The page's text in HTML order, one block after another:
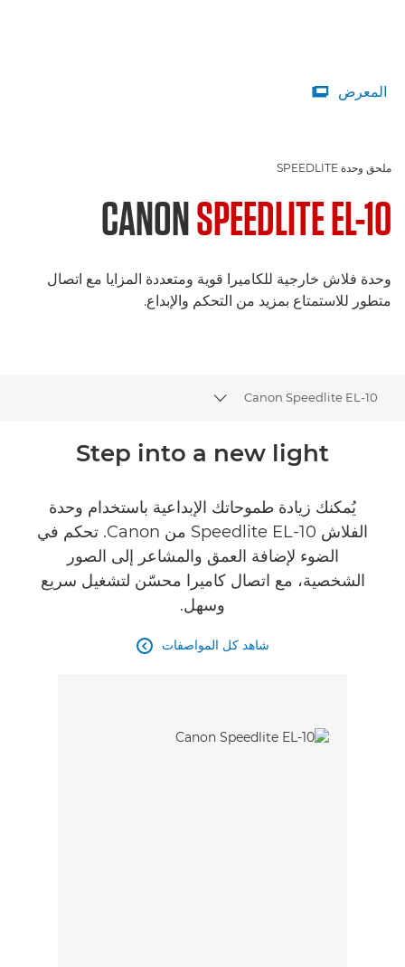
المعرض 
ملحق وحدة SPEEDLITE
CANONSPEEDLITE EL-10
وحدة فلاش خارجية للكاميرا قوية ومتعددة المزايا مع اتصال
متطور للاستمتاع بمزيد من التحكم والإبداع.
Canon Speedlite EL-10
Toggle breadcrumbs
Step into a new light
يُمكنك زيادة طموحاتك الإبداعية باستخدام وحدة
الفلاش Speedlite EL-10 من Canon. تحكم في
الضوء لإضافة العمق والمشاعر إلى الصور
الشخصية، مع اتصال كاميرا محسّن لتشغيل سريع
وسهل.
شاهد كل المواصفات 